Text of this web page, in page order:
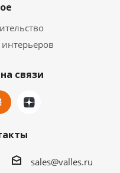
связи
sales@valles.ru